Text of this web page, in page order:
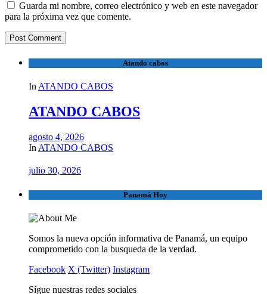
Guarda mi nombre, correo electrónico y web en este navegador
para la próxima vez que comente.
Atando cabos
InATANDO CABOS
ATANDO CABOS
agosto 4, 2026
In ATANDO CABOS
julio 30, 2026
Panamá Hoy
Somos la nueva opción informativa de Panamá, un equipo
comprometido con la busqueda de la verdad.
Facebook X (Twitter) Instagram
Sígue nuestras redes sociales